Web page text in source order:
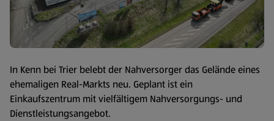
In Kenn bei Trier belebt der Nahversorger das Gelände eines
ehemaligen Real-Markts neu. Geplant ist ein
Einkaufszentrum mit vielfältigem Nahversorgungs- und
Dienstleistungsangebot.